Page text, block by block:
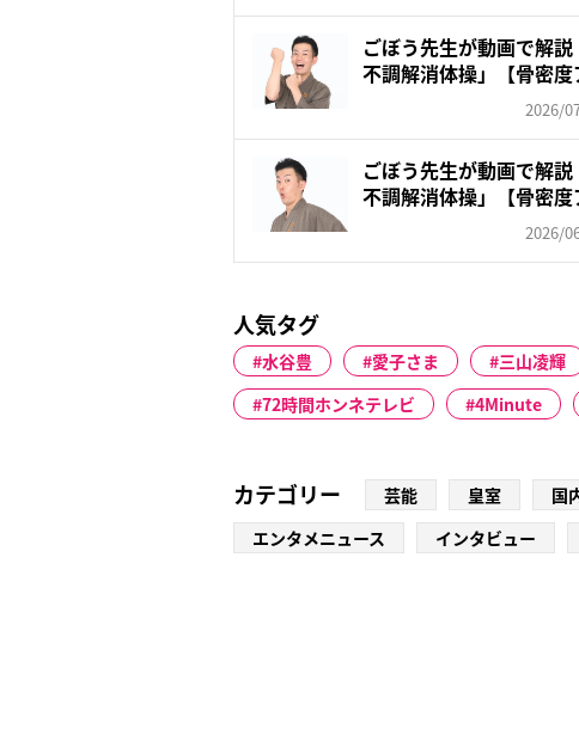
ごぼう先生が動画で解
不調解消体操」【骨密度
2026/
ごぼう先生が動画で解
不調解消体操」【骨密度
2026/
人気タグ
水谷豊 愛子さま 三山凌輝
72時間ホンネテレビ
4Minute
カテゴリー 芸能 皇室 国
エンタメニュース
インタビュー